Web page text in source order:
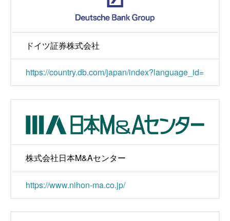
ドイツ証券株式会社
https://country.db.com/japan/index?language_id=
株式会社日本M&Aセンター
https://www.nihon-ma.co.jp/